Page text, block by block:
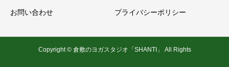
お問い合わせ プライバシーポリシー
Copyright © 倉敷のヨガスタジオ「SHANTI」 All Rights